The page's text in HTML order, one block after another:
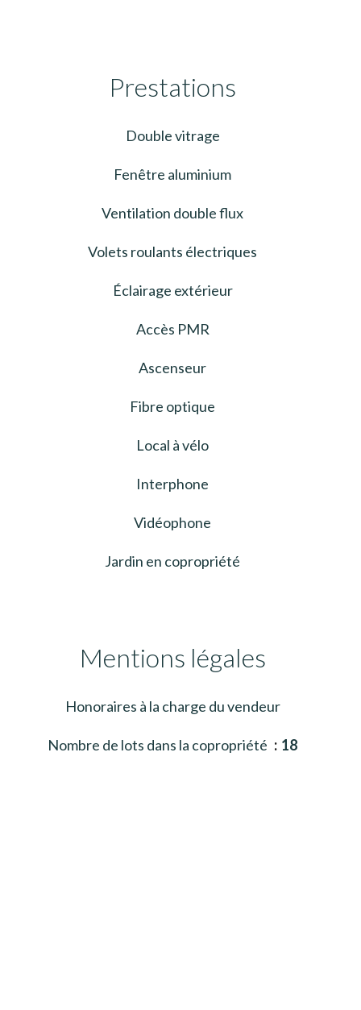
Prestations
Double vitrage
Fenêtre aluminium
Ventilation double flux
Volets roulants électriques
Éclairage extérieur
Accès PMR
Ascenseur
Fibre optique
Local à vélo
Interphone
Vidéophone
Jardin en copropriété
Mentions légales
Honoraires à la charge du vendeur
Nombre de lots dans la copropriété 18